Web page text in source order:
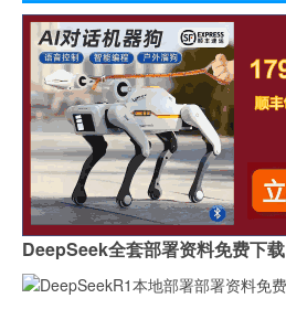
DeepSeek全套部署资料免费下载